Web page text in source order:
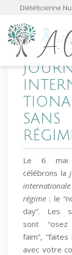
Diététicienne
SANS
Le 6 mai
célébrons la
régime : le
day”. Les
sont
faim”, “faites
avec votre